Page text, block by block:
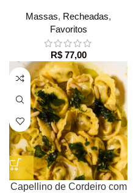
Massas, Recheadas,
Favoritos
R$77,00
Capellino de Cordeiro com